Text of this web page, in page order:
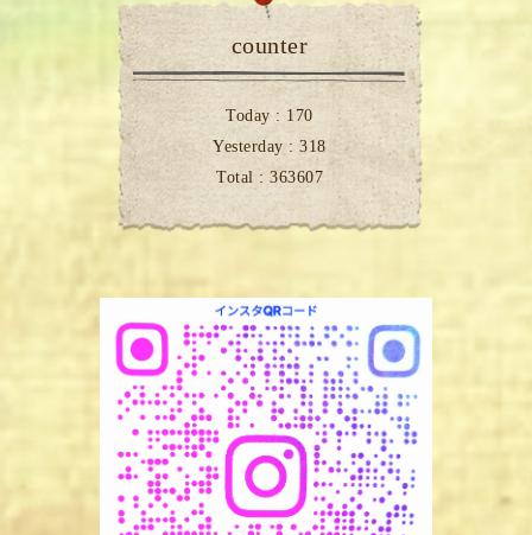
counter
Today : 170
Yesterday :318
Total : 363607